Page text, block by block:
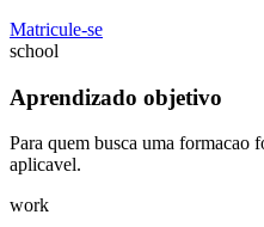
Matricule-se
school
Aprendizado objetivo
Para quem busca uma formacao
aplicavel.
work